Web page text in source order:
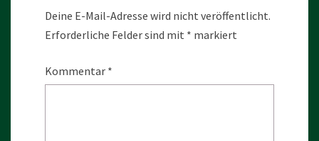
Deine E-Mail-Adresse wird nicht veröffentlicht.
Erforderliche Felder sind mit * markiert
Kommentar *